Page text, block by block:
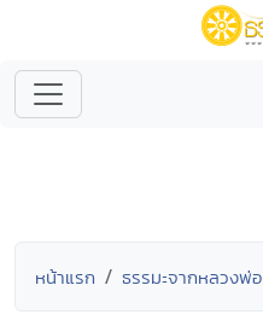
หน้าแรก ธรรมะจากหลวงพ่อ